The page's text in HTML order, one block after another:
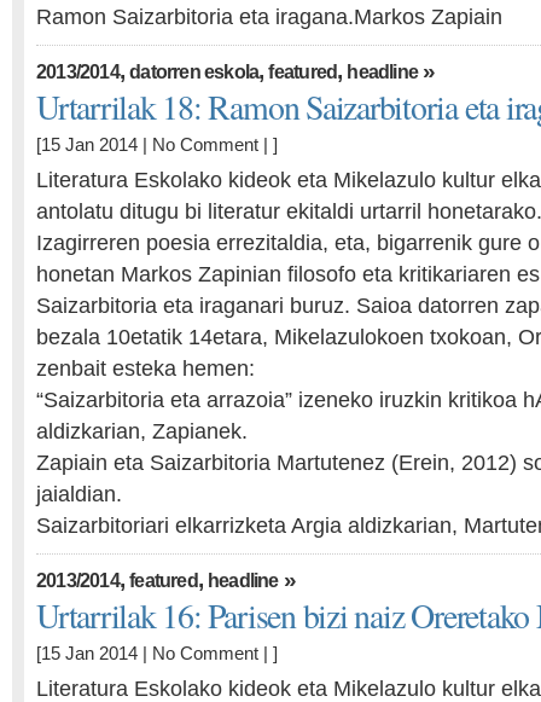
Ramon Saizarbitoria eta iragana.Markos Zapiain
2013/2014,datorren eskola,featured, headline»
Urtarrilak 18: Ramon Saizarbitoria eta
[15 Jan 2014 | No Comment | ]
Literatura Eskolako kideok eta Mikelazulo kultur
antolatu ditugu bi literatur ekitaldi urtarril
Izagirreren poesia errezitaldia, eta, bigarrenik gure
honetan Markos Zapinian filosofo eta kritikariaren
Saizarbitoria eta iraganari buruz. Saioa datorren
bezala 10etatik 14etara, Mikelazulokoen txokoan,
zenbait esteka hemen:
“Saizarbitoria eta arrazoia” izeneko iruzkin kritikoa
aldizkarian, Zapianek.
Zapiain eta Saizarbitoria Martutenez (Erein, 2012)
jaialdian.
Saizarbitoriari elkarrizketa Argia aldizkarian,
2013/2014,featured, headline»
Urtarrilak 16: Parisen bizi naiz
[15 Jan 2014 | No Comment | ]
Literatura Eskolako kideok eta Mikelazulo kultur